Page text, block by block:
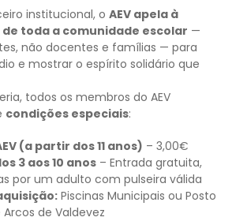
institucional, o AEV apela à
toda a comunidade escolar —
não docentes e famílias — para
e mostrar o espírito solidário que
todos os membros do AEV
condições especiais:
(a partir dos 11 anos) – 3,00€
3 aos 10 anos– Entrada gratuita,
por um adulto com pulseira válida
Piscinas Municipais ou Posto
de Valdevez